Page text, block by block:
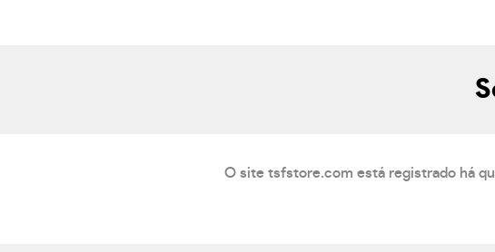
O site tsfstore.com está registrado há